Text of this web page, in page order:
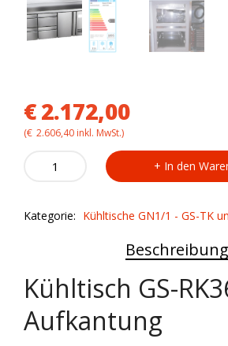
€2.172,00
(€ 2.606,40 inkl. MwSt.)
Aufkantung
In den
Kategorie: Kühltische GN1/1 - GS-TK
Beschreibung
Kühltisch GS-
Aufkantung